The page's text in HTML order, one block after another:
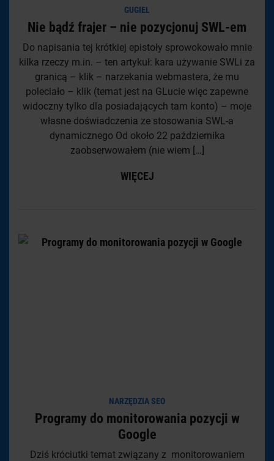
GUGIEL
Nie bądź frajer – nie pozycjonuj SWL-em
Do napisania tej krótkiej epistoły sprowokowało mnie
kilka rzeczy m.in. – ten artykuł: kara używanie SWLi za
granicą – klik – narzekania webmastera, że mu
poleciało – klik (temat jest na GLucie więc zapewne
widoczny tylko dla posiadających tam konto) – moje
własne doświadczenia ze stosowania SWL-a
dynamicznego Od około 22 października
zaobserwowałem (nie wiem […]
WIĘCEJ
NARZĘDZIA SEO
Programy do monitorowania pozycji w
Google
Dziś króciutki temat związany z monitorowaniem